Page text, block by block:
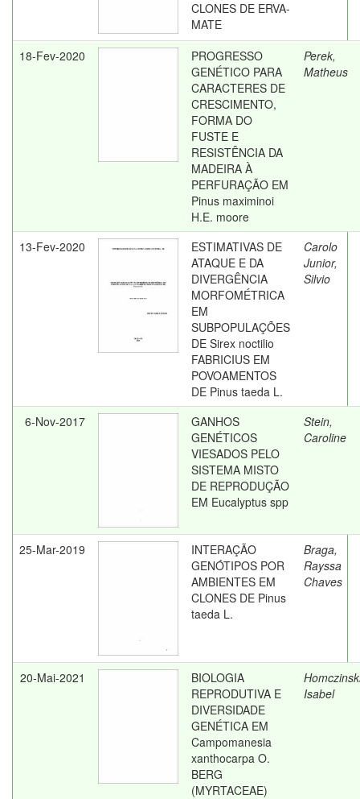
CLONES DE ERVA-
MATE
18-Fev-2020
PROGRESSO
GENÉTICO PARA
CARACTERES DE
CRESCIMENTO,
FORMA DO
FUSTE E
RESISTÊNCIA DA
MADEIRA À
PERFURAÇÃO EM
Pinus maximinoi
H.E. moore
Perek,
Matheus
13-Fev-2020
ESTIMATIVAS DE
ATAQUE E DA
DIVERGÊNCIA
MORFOMÉTRICA
EM
SUBPOPULAÇÕES
DE Sirex noctilio
FABRICIUS EM
POVOAMENTOS
DE Pinus taeda L.
Carolo
Junior,
Silvio
6-Nov-2017
GANHOS
GENÉTICOS
VIESADOS PELO
SISTEMA MISTO
DE REPRODUÇÃO
EM Eucalyptus spp
Stein,
Caroline
25-Mar-2019
INTERAÇÃO
GENÓTIPOS POR
AMBIENTES EM
CLONES DE Pinus
taeda L.
Braga,
Rayssa
Chaves
20-Mai-2021
BIOLOGIA
REPRODUTIVA E
DIVERSIDADE
GENÉTICA EM
Campomanesia
xanthocarpa O.
BERG
(MYRTACEAE)
Isabel